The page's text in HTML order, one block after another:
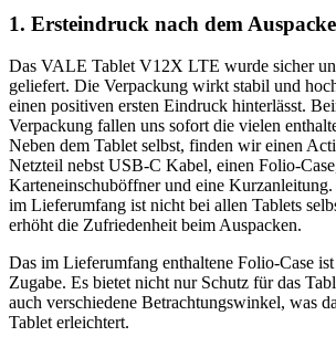
1. Ersteindruck nach dem
Das VALE Tablet V12X LTE wurde sicher
geliefert. Die Verpackung wirkt stabil und
einen positiven ersten Eindruck hinterlässt.
Verpackung fallen uns sofort die vielen
Neben dem Tablet selbst, finden wir einen
Netzteil nebst USB-C Kabel, einen Folio-
Karteneinschuböffner und eine
im Lieferumfang ist nicht bei allen Tablets
erhöht die Zufriedenheit beim Auspacken.
Das im Lieferumfang enthaltene Folio-Case
Zugabe. Es bietet nicht nur Schutz für das
auch verschiedene Betrachtungswinkel, was
Tablet erleichtert.